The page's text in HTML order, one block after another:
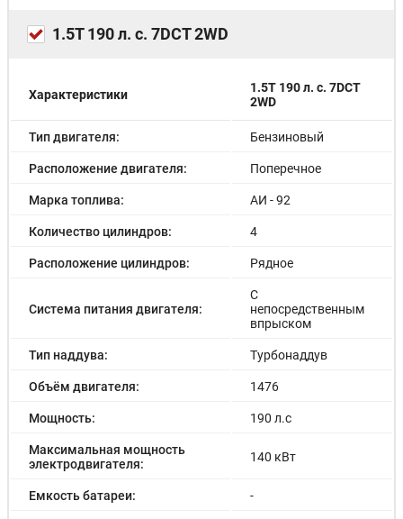
Передний USB-интерфейс с возможностью
Розетка 12 В
Cистема круиз-контроля
Функция дистанционного открывания крышки
Беспроводное зарядное устройство
1.5T 190 л. с. 7DCT 2WD
Характеристики
1.5T 190 л. с. 7DCT
2WD
Тип двигателя: Бензиновый
Расположение двигателя: Поперечное
Марка топлива: АИ - 92
Количество цилиндров: 4
Расположение цилиндров: Рядное
Система питания двигателя:
С
непосредственным
впрыском
Тип наддува: Турбонаддув
Объём двигателя: 1476
Мощность: 190 л.с
Максимальная мощность
электродвигателя:
140 кВт
Емкость батареи: -